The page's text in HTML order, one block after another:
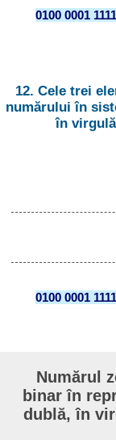
0100 0001
12. Cele trei
numărului în
în
0100 0001
Numărul
binar în
dublă, în